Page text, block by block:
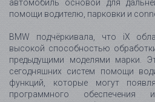
Curved Display, облачная
Software Upgrade превратили
жизни владельца.
Дизайн, который меняет
BMW iX переосмысливает
большого SAV. По длине и